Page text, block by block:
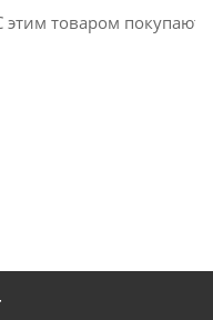
этим товаром покупают